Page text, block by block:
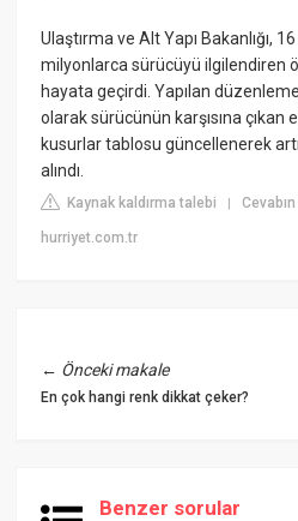
Ulaştırma ve Alt Yapı Bakanlığı,
milyonlarca sürücüyü ilgilendiren
hayata geçirdi. Yapılan
olarak sürücünün karşısına
kusurlar tablosu güncellenerek
alındı.
Kaynak kaldırma talebi |
hurriyet.com.tr
← Önceki makale
En çok hangi renk dikkat çeker?
Benzer sorular